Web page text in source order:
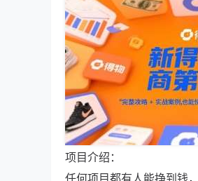
项目介绍：
任何项目都有人能挣到钱